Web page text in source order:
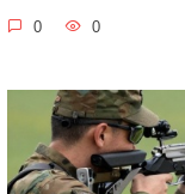
0 0